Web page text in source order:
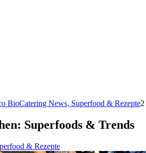
BioCatering News, Superfood & Rezepte2
Superfoods & Trends
& Rezepte